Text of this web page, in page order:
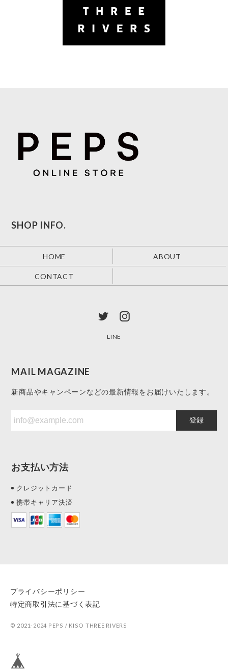
SHOP INFO.
HOME ABOUT
CONTACT
LINE
MAIL MAGAZINE
新商品やキャンペーンなどの最新情報をお届けいたします。
登録
お支払い方法
クレジットカード
携帯キャリア決済
プライバシーポリシー
特定商取引法に基づく表記
© 2021-2024 PEPS / KISO THREE RIVERS